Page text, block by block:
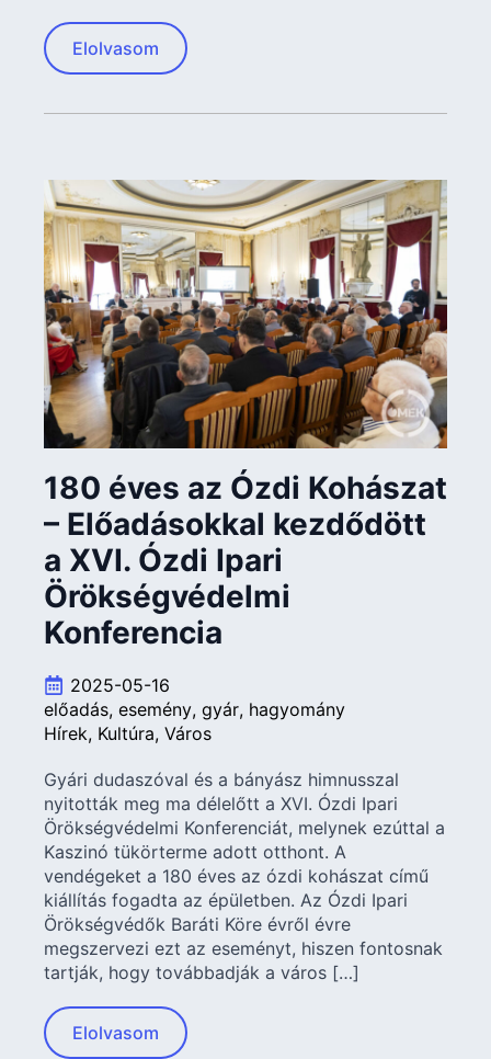
Elolvasom
180 éves az Ózdi Kohászat
– Előadásokkal kezdődött
a XVI. Ózdi Ipari
Örökségvédelmi
Konferencia
2025-05-16
előadás esemény gyár hagyomány
Hírek Kultúra Város
Gyári dudaszóval és a bányász himnusszal
nyitották meg ma délelőtt a XVI. Ózdi Ipari
Örökségvédelmi Konferenciát, melynek ezúttal a
Kaszinó tükörterme adott otthont. A
vendégeket a 180 éves az ózdi kohászat című
kiállítás fogadta az épületben. Az Ózdi Ipari
Örökségvédők Baráti Köre évről évre
megszervezi ezt az eseményt, hiszen fontosnak
tartják, hogy továbbadják a város […]
Elolvasom